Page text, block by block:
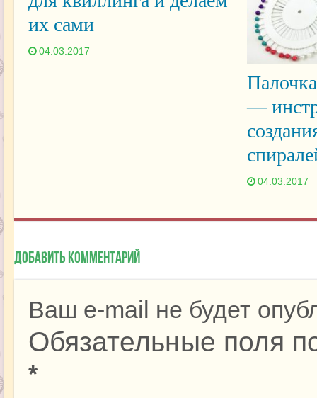
их сами
04.03.2017
—
04.03.2017
Добавить комментарий
Ваш e-mail не будет
Обязательные поля
*